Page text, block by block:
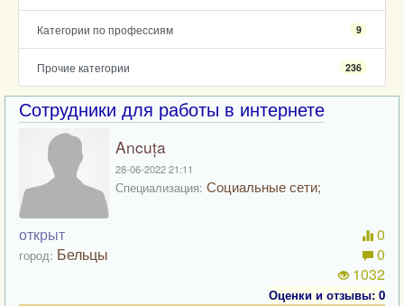
Категории по профессиям 9
Прочие категории 236
Сотрудники для работы в интернете
Ancuța
28-06-2022 21:11
Специализация: Социальные сети;
открыт
город: Бельцы
0
0
1032
Оценки и отзывы: 0